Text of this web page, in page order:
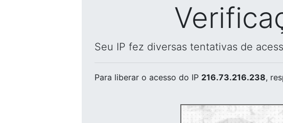
Seu IP fez diversas tentativas de
Para liberar o acesso do IP 216.73.216.238,